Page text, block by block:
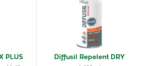
PLUS Diffusil Repelent DRY